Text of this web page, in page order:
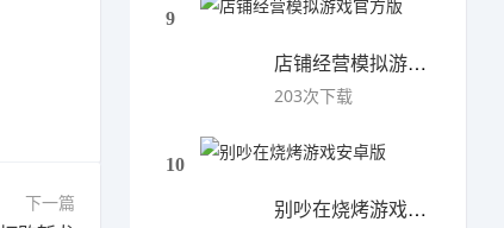
下一篇
9
店铺经营模拟游戏官方版
203次下载
10
别吵在烧烤游戏安卓版